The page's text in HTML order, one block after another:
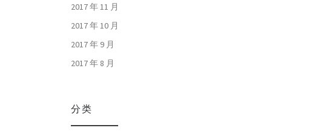
2017 年 11 月
2017 年 10 月
2017 年 9 月
2017 年 8 月
分类